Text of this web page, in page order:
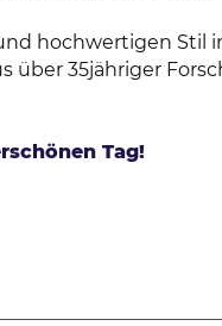
hochwertigen Stil
35jähriger
Tag!